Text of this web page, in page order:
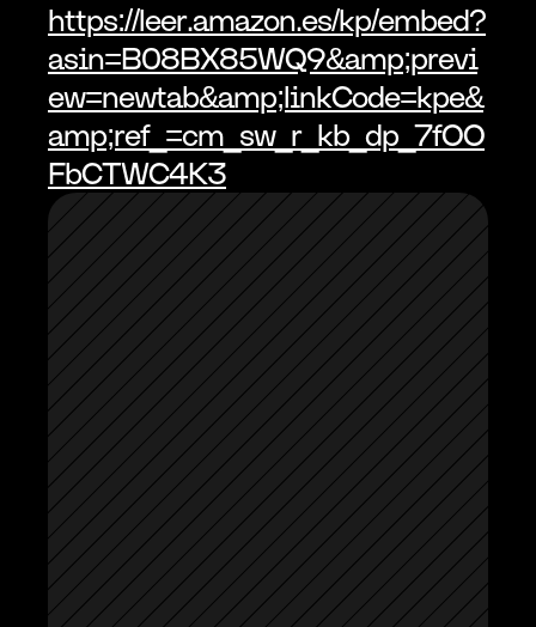
https://leer.amazon.es/kp/embed?
asin=B08BX85WQ9&amp;previ
ew=newtab&amp;linkCode=kpe&
amp;ref_=cm_sw_r_kb_dp_7fOO
FbCTWC4K3